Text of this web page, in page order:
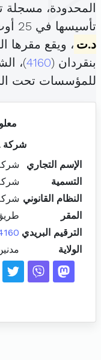
المحدودة، مسجلة
تأسيسها في 25 أوت 2014 برأس مال قدره
د.ت ، ويقع مقرها
بنقردان (4160)،
للمؤسسات تحت
شركة ــ
الإسم التجاري
شركة
التسمية
شركة
النظام القانوني
المقر
الترقيم البريدي
الولاية